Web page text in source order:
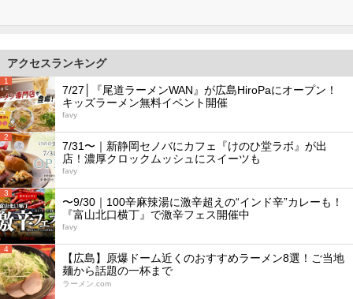
アクセスランキング
1
7/27│『尾道ラーメンWAN』が広島HiroPaにオープン！
キッズラーメン無料イベント開催
favy
2
7/31〜｜新静岡セノバにカフェ『けのひ堂ラボ』が出
店！濃厚クロックムッシュにスイーツも
favy
3
〜9/30｜100辛麻辣湯に激辛超えの“インド辛”カレーも！
『富山北口横丁』で激辛フェス開催中
favy
4
【広島】原爆ドーム近くのおすすめラーメン8選！ご当地
麺から話題の一杯まで
ラーメン.com